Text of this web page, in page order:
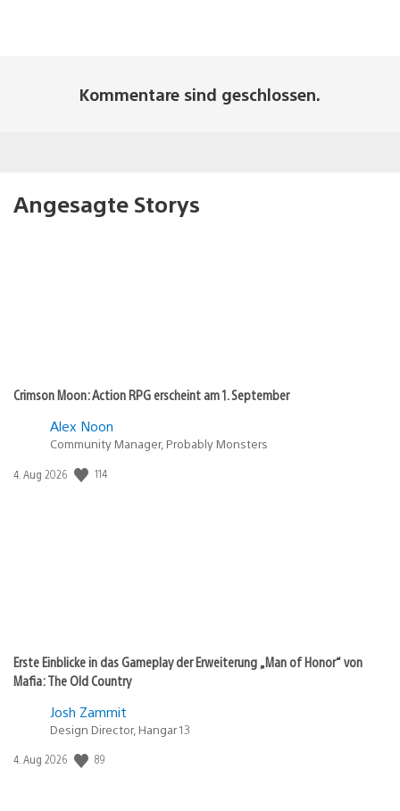
Kommentare sind geschlossen.
Angesagte Storys
Crimson Moon: Action RPG erscheint am 1. September
Alex Noon
Community Manager, Probably Monsters
Veröffentlichungsdatum:
4. Aug 2026 114
Erste Einblicke in das Gameplay der Erweiterung „Man of Honor“ von
Mafia: The Old Country
Josh Zammit
Design Director, Hangar 13
Veröffentlichungsdatum:
4. Aug 2026 89